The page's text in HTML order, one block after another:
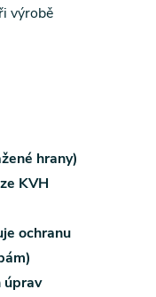
výrobě
hrany)
KVH
ochranu
úprav